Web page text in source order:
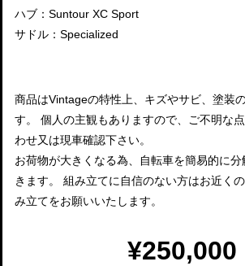
ハブ：Suntour XC Sport
サドル：Specialized
商品はVintageの特性上、キズやサビ、塗装
す。 個人の主観もありますので、ご不明な
わせ又は現車確認下さい。
お荷物が大きくなる為、自転車を簡易的に
きます。 組み立てに自信のない方はお近く
み立てをお願いいたします。
¥250,000